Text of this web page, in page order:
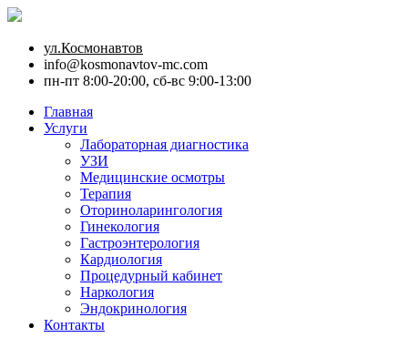
ул.Космонавтов
info@kosmonavtov-mc.com
пн-пт 8:00-20:00, сб-вс 9:00-13:00
Главная
Услуги
Лабораторная диагностика
УЗИ
Медицинские осмотры
Терапия
Оториноларингология
Гинекология
Гастроэнтерология
Кардиология
Процедурный кабинет
Наркология
Эндокринология
Контакты